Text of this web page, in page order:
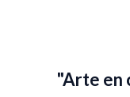
"Arte en